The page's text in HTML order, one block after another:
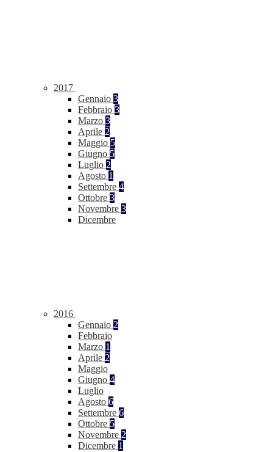
2017
Gennaio 3
Febbraio 3
Marzo 3
Aprile 2
Maggio 5
Giugno 5
Luglio 2
Agosto 1
Settembre 4
Ottobre 3
Novembre 3
Dicembre
2016
Gennaio 2
Febbraio
Marzo 1
Aprile 2
Maggio
Giugno 4
Luglio
Agosto 6
Settembre 6
Ottobre 5
Novembre 2
Dicembre 1